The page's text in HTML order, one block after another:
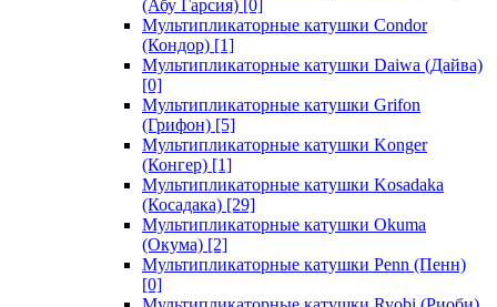
(Абу Гарсия) [0]
Мультипликаторные катушки Condor
(Кондор) [1]
Мультипликаторные катушки Daiwa (Дайва)
[0]
Мультипликаторные катушки Grifon
(Грифон) [5]
Мультипликаторные катушки Konger
(Конгер) [1]
Мультипликаторные катушки Kosadaka
(Косадака) [29]
Мультипликаторные катушки Okuma
(Окума) [2]
Мультипликаторные катушки Penn (Пенн)
[0]